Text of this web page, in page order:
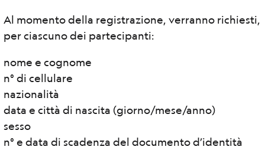
Al momento della registrazione, verranno richiesti,
per ciascuno dei partecipanti:
nome e cognome
n° di cellulare
nazionalità
data e città di nascita (giorno/mese/anno)
sesso
n° e data di scadenza del documento d’identità